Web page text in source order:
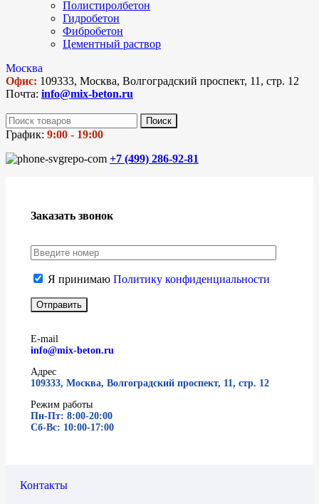
Полистиролбетон
Гидробетон
Фибробетон
Цементный раствор
Москва
Офис: 109333, Москва, Волгоградский проспект, 11, стр. 12
Почта: info@mix-beton.ru
Поиск
График: 9:00 - 19:00
+7 (499) 286-92-81
Заказать звонок
Я принимаю Политику конфиденциальности
E-mail
info@mix-beton.ru
Адрес
109333, Москва, Волгоградский проспект, 11, стр. 12
Режим работы
Пн-Пт: 8:00-20:00
Сб-Вс: 10:00-17:00
Контакты